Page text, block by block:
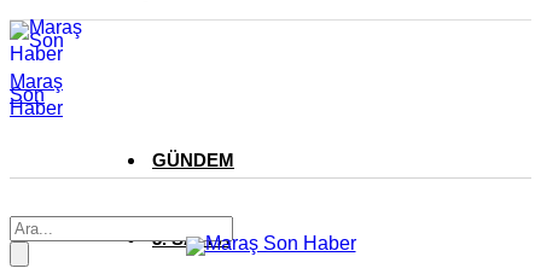
Maraş
Son
Haber
GÜNDEM
3. SAYFA